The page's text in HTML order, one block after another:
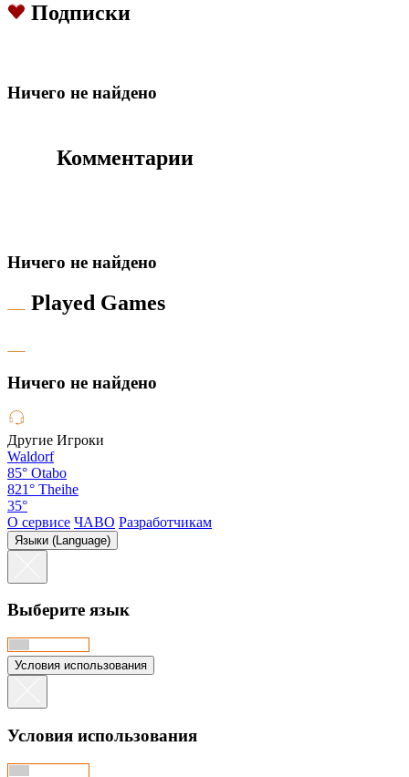
Подписки
Hичего не найдено
Комментарии
Hичего не найдено
Played Games
Hичего не найдено
Другие Игроки
Waldorf
85° Otabo
821° Theihe
35°
О сервисе ЧАВО Разработчикам
Языки (Language)
Выберите язык
Условия использования
Условия использования